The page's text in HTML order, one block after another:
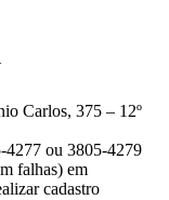
Carlos, 375 – 12º
4277 ou 3805-4279
falhas) em
cadastro